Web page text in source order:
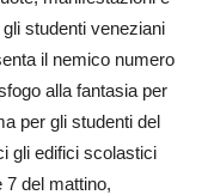
studenti veneziani
il nemico numero
alla fantasia per
per gli studenti del
gli edifici scolastici
7 del mattino,